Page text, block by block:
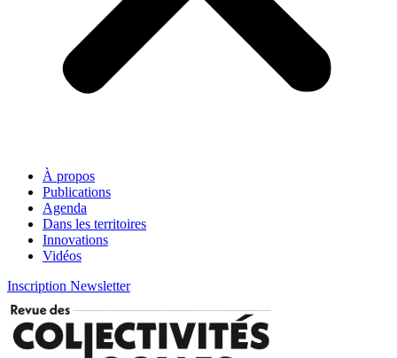
À propos
Publications
Agenda
Dans les territoires
Innovations
Vidéos
Inscription Newsletter